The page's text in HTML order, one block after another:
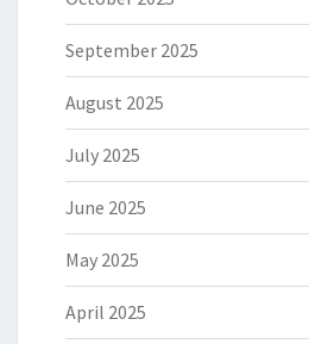
September 2025
August 2025
July 2025
June 2025
May 2025
April 2025